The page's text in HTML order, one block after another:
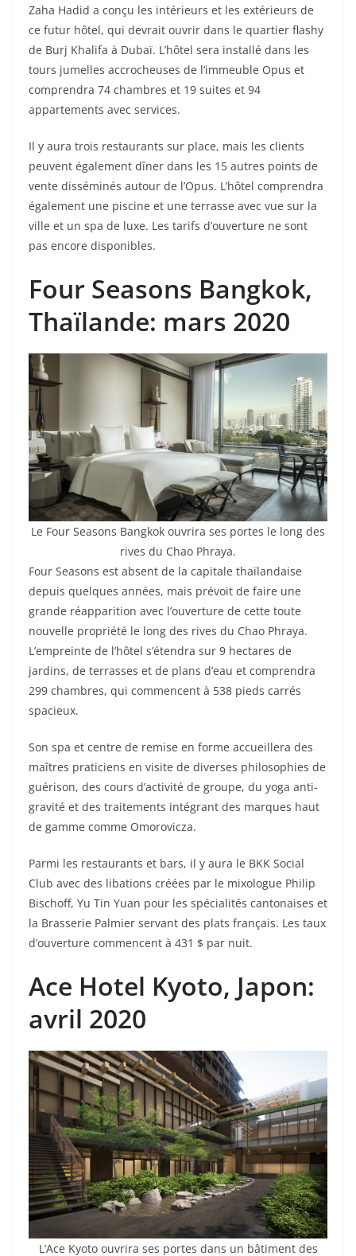
Zaha Hadid a conçu les intérieurs et les extérieurs de
ce futur hôtel, qui devrait ouvrir dans le quartier flashy
de Burj Khalifa à Dubaï. L’hôtel sera installé dans les
tours jumelles accrocheuses de l’immeuble Opus et
comprendra 74 chambres et 19 suites et 94
appartements avec services.
Il y aura trois restaurants sur place, mais les clients
peuvent également dîner dans les 15 autres points de
vente disséminés autour de l’Opus. L’hôtel comprendra
également une piscine et une terrasse avec vue sur la
ville et un spa de luxe. Les tarifs d’ouverture ne sont
pas encore disponibles.
Four Seasons Bangkok,
Thaïlande: mars 2020
Le Four Seasons Bangkok ouvrira ses portes le long des
rives du Chao Phraya.
Four Seasons est absent de la capitale thaïlandaise
depuis quelques années, mais prévoit de faire une
grande réapparition avec l’ouverture de cette toute
nouvelle propriété le long des rives du Chao Phraya.
L’empreinte de l’hôtel s’étendra sur 9 hectares de
jardins, de terrasses et de plans d’eau et comprendra
299 chambres, qui commencent à 538 pieds carrés
spacieux.
Son spa et centre de remise en forme accueillera des
maîtres praticiens en visite de diverses philosophies de
guérison, des cours d’activité de groupe, du yoga anti-
gravité et des traitements intégrant des marques haut
de gamme comme Omorovicza.
Parmi les restaurants et bars, il y aura le BKK Social
Club avec des libations créées par le mixologue Philip
Bischoff, Yu Tin Yuan pour les spécialités cantonaises et
la Brasserie Palmier servant des plats français. Les taux
d’ouverture commencent à 431 $ par nuit.
Ace Hotel Kyoto, Japon:
avril 2020
L’Ace Kyoto ouvrira ses portes dans un bâtiment des